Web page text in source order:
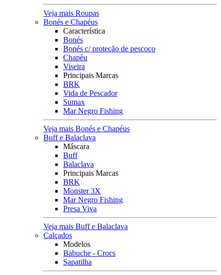
Veja mais Roupas
Bonés e Chapéus
Característica
Bonés
Bonés c/ proteção de pescoço
Chapéu
Viseira
Principais Marcas
BRK
Vida de Pescador
Sumax
Mar Negro Fishing
Veja mais Bonés e Chapéus
Buff e Balaclava
Máscara
Buff
Balaclava
Principais Marcas
BRK
Monster 3X
Mar Negro Fishing
Presa Viva
Veja mais Buff e Balaclava
Calçados
Modelos
Babuche - Crocs
Sapatilha